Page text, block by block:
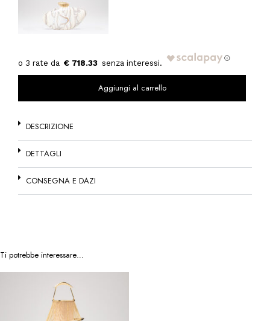
€ 718.33
Aggiungi al carrello
DESCRIZIONE
DETTAGLI
CONSEGNA E DAZI
Ti potrebbe interessare…